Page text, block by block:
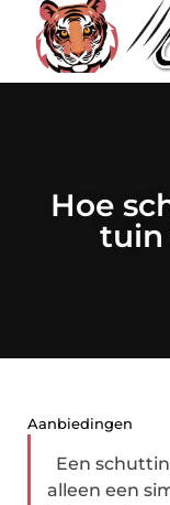
Hoe
tuin
Aanbiedingen
Een
alleen een